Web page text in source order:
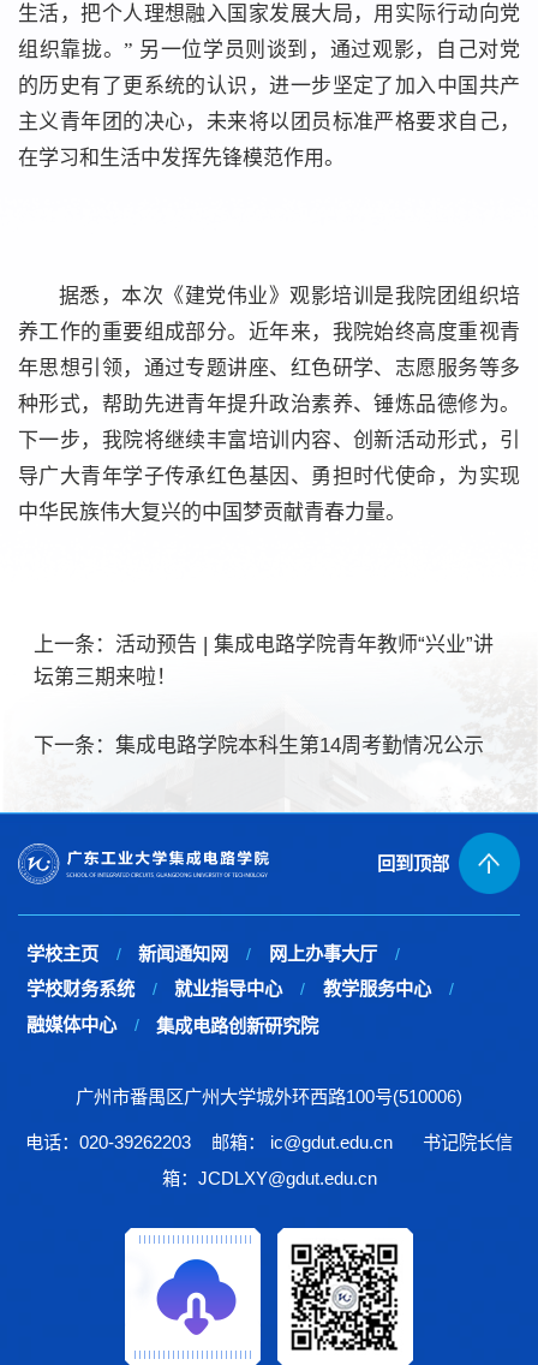
生活，把个人理想融入国家发展大局，用实际行动向党
组织靠拢。” 另一位学员则谈到，通过观影，自己对党
的历史有了更系统的认识，进一步坚定了加入中国共产
主义青年团的决心，未来将以团员标准严格要求自己，
在学习和生活中发挥先锋模范作用。
据悉，本次《建党伟业》观影培训是我院团组织培
养工作的重要组成部分。近年来，我院始终高度重视青
年思想引领，通过专题讲座、红色研学、志愿服务等多
种形式，帮助先进青年提升政治素养、锤炼品德修为。
下一步，我院将继续丰富培训内容、创新活动形式，引
导广大青年学子传承红色基因、勇担时代使命，为实现
中华民族伟大复兴的中国梦贡献青春力量。
上一条： 活动预告 | 集成电路学院青年教师“兴业”讲
坛第三期来啦！
下一条： 集成电路学院本科生第14周考勤情况公示
回到顶部
学校主页 / 新闻通知网 / 网上办事大厅 /
学校财务系统 / 就业指导中心 / 教学服务中心 /
融媒体中心 / 集成电路创新研究院
广州市番禺区广州大学城外环西路100号(510006)
电话：020-39262203 邮箱： ic@gdut.edu.cn
书记院长信
箱：JCDLXY@gdut.edu.cn